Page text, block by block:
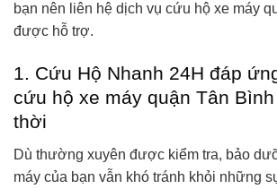
bạn nên liên hệ dịch vụ cứu hộ xe máy
được hỗ trợ.
1. Cứu Hộ Nhanh 24H đáp
cứu hộ xe máy quận Tân
thời
Dù thường xuyên được kiểm tra, bảo
máy của bạn vẫn khó tránh khỏi những